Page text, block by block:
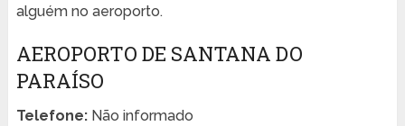
alguém no aeroporto.
AEROPORTO DE SANTANA DO
PARAÍSO
Telefone:Não informado